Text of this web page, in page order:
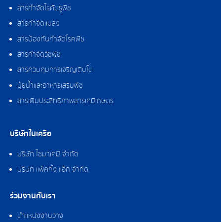
สารกำจัดไรศัตรูพืช
สารกำจัดแมลง
สารป้องกันกำจัดโรคพืช
สารกำจัดวัชพืช
สารควบคุมการเจริญเติบโต
ปุ๋ยน้ำและอาหารเสริมพืช
สารเพิ่มประสิทธิภาพสารเคมีเกษตร
บริษัทในเครือ
บริษัท ไซมาเคมี จำกัด
บริษัท แพ็คกิ้ง แอ็ก จำกัด
ร่วมงานกับเรา
ตำแหน่งงานว่าง